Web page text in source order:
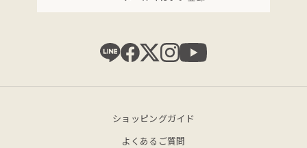
ショッピングガイド
よくあるご質問